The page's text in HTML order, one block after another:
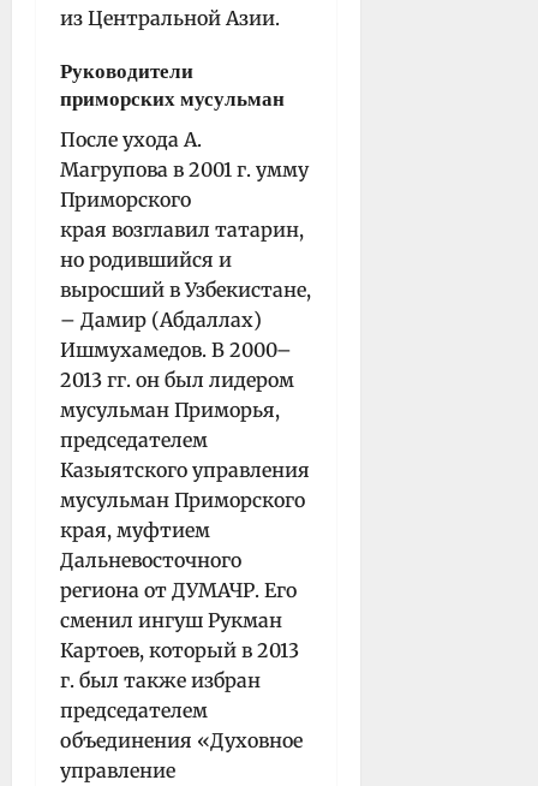
из Центральной Азии.
Руководители
приморских мусульман
После ухода А.
Магрупова в 2001 г. умму
Приморского
края возглавил татарин,
но родившийся и
выросший в Узбекистане,
– Дамир (Абдаллах)
Ишмухамедов. В 2000–
2013 гг. он был лидером
мусульман Приморья,
председателем
Казыятского управления
мусульман Приморского
края, муфтием
Дальневосточного
региона от ДУМАЧР. Его
сменил ингуш Рукман
Картоев, который в 2013
г. был также избран
председателем
объединения «Духовное
управление